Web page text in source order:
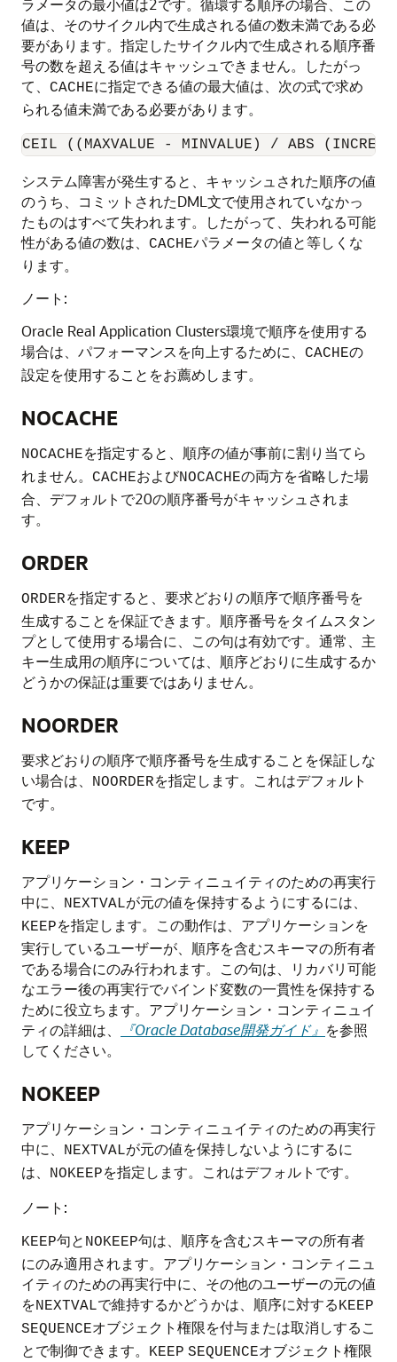
ラメータの最小値は2です。循環する順序の場合、この
値は、そのサイクル内で生成される値の数未満である必
要があります。指定したサイクル内で生成される順序番
号の数を超える値はキャッシュできません。したがっ
て、
CACHEに指定できる値の最大値は、次の式で求め
られる値未満である必要があります。
CEIL ((MAXVALUE - MINVALUE) / ABS
システム障害が発生すると、キャッシュされた順序の値
のうち、コミットされたDML文で使用されていなかっ
たものはすべて失われます。したがって、失われる可能
性がある値の数は、
CACHEパラメータの値と等しくな
ります。
ノート:
Oracle Real Application Clusters環境で順序を使用する
場合は、パフォーマンスを向上するために、
CACHEの
設定を使用することをお薦めします。
NOCACHE
NOCACHEを指定すると、順序の値が事前に割り当てら
れません。
CACHEおよびNOCACHEの両方を省略した場
合、デフォルトで20の順序番号がキャッシュされま
す。
ORDER
ORDERを指定すると、要求どおりの順序で順序番号を
生成することを保証できます。順序番号をタイムスタン
プとして使用する場合に、この句は有効です。通常、主
キー生成用の順序については、順序どおりに生成するか
どうかの保証は重要ではありません。
NOORDER
要求どおりの順序で順序番号を生成することを保証しな
い場合は、
NOORDERを指定します。これはデフォルト
です。
KEEP
アプリケーション・コンティニュイティのための再実行
中に、
NEXTVALが元の値を保持するようにするには、
KEEPを指定します。この動作は、アプリケーションを
実行しているユーザーが、順序を含むスキーマの所有者
である場合にのみ行われます。この句は、リカバリ可能
なエラー後の再実行でバインド変数の一貫性を保持する
ために役立ちます。アプリケーション・コンティニュイ
ティの詳細は、
『Oracle Database開発ガイド』 を参照
してください。
NOKEEP
アプリケーション・コンティニュイティのための再実行
中に、
NEXTVALが元の値を保持しないようにするに
は、
NOKEEPを指定します。これはデフォルトです。
ノート:
KEEP句と NOKEEP句は、順序を含むスキーマの所有者
にのみ適用されます。アプリケーション・コンティニュ
イティのための再実行中に、その他のユーザーの元の値
をNEXTVALで維持するかどうかは、順序に対するKEEP
SEQUENCEオブジェクト権限を付与または取消しするこ
とで制御できます。
KEEP SEQUENCEオブジェクト権限